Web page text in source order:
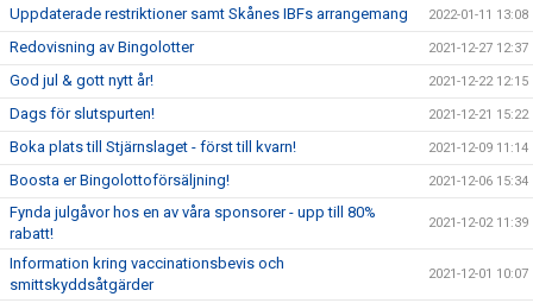
Uppdaterade restriktioner samt Skånes IBFs arrangemang 2022-01-11 13:08
Redovisning av Bingolotter 2021-12-27 12:37
God jul & gott nytt år! 2021-12-22 12:15
Dags för slutspurten! 2021-12-21 15:22
Boka plats till Stjärnslaget - först till kvarn! 2021-12-09 11:14
Boosta er Bingolottoförsäljning! 2021-12-06 15:34
Fynda julgåvor hos en av våra sponsorer - upp till 80%
rabatt!
2021-12-02 11:39
Information kring vaccinationsbevis och
smittskyddsåtgärder
2021-12-01 10:07